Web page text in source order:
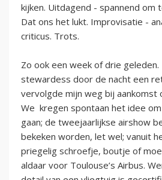
kijken. Uitdagend - spannend om
Dat ons het lukt. Improvisatie -
criticus. Trots.
Zo ook een week of drie geleden.
stewardess door de nacht een
vervolgde mijn weg bij aankomst
We kregen spontaan het idee
gaan; de tweejaarlijkse airshow
bekeken worden, let wel; vanuit
priegelig schroefje, boutje of
aldaar voor Toulouse’s Airbus.